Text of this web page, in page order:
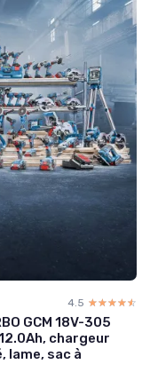
4.5 ☆☆☆☆☆
★★★★★
GCM 18V-305
chargeur
lame, sac à